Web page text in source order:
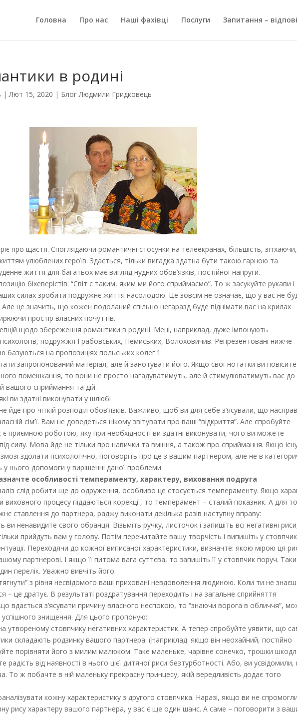
Головна Про нас Наші фахівці Послуги Запитання –
в родині
|Лют 15, 2020 | Блог Людмили Гридковець
про щастя. Споглядаючи романтичні стосунки на телеекранах, більшість, зітхаючи,
улюблених героїв. Здається, тільки вигадка здатна бути такою гарною та
життя для багатьох має вигляд нудних обов’язків, постійної напруги.
біхеверістів: “Світ є таким, яким ми його сприймаємо”. То ж засукуйте рукави і
силах зробити подружнє життя насолодою. Це зовсім не означає, що у вас не
це значить, що кожен подоланий спільно негаразд буде піднімати вас на крилах
простір власних почуттів.
щодо збереження романтики в родині. Мені, наприклад, дуже імпонують
психологів, подружжя Грабовських, Немиських, Волоховичив. Репрезентовані нижче
на пропозиціях польських колег.1
запропонований матеріал, але й занотувати його. Якщо свої нотатки ви
помешкання, то вони не просто нагадуватимуть, але й стимулюватимуть вас до
вашого сприймання та дій.
ви здатні виконувати у шлюбі
йде про чіткій розподіл обов’язків. Важливо, щоб ви для себе з’ясували, що
сім’ї. Вам не доведеться нікому звітувати про ваші “відкриття”. Але спробуйте
приємною роботою, яку при необхідності ви здатні виконувати, чого ви можете
силу. Мова йде не тільки про навички та вміння, а також про сприймання. Якщо
здолати психологічно, поговоріть про це з вашим партнером, але не в
нього допомоги у вирішенні даної проблеми.
особливості темпераменту, характеру, виховання подруга
слід робити ще до одруження, особливо це стосується темпераменту. Якщо
виховного процесу піддаються корекції, то темперамент – сталий показник. А для
ставлення до партнера, раджу виконати декілька разів наступну вправу:
ненавидите свого обранця. Візьміть ручку, листочок і запишіть всі негативні
прийдуть вам у голову. Потім перечитайте вашу творчість і випишіть у стовпчик
Переходячи до кожної виписаної характеристики, визначте: якою мірою ця
партнерові. І якщо її питома вага суттєва, то запишіть її у стовпчик поруч.
перелік. Уважно вивчіть його.
з рівня несвідомого ваші приховані невдоволення людиною. Коли ти не
– це дратує. В результаті роздратування переходить і на загальне сприйняття
вдається з’ясувати причину власного неспокою, то “знаючи ворога в обличчя”,
знищення. Для цього пропоную:
утвореному стовпчику негативних характеристик. А тепер спробуйте уявити, що
складають родзинку вашого партнера. (Наприклад: якщо він неохайний, постійно
порівняти його з милим малюком. Таке маленьке, чарівне сонечко, трошки
радість від наявності в нього цієї дитячої риси безтурботності. Або, ви
То ж побачте в ній маленьку прекрасну принцесу, якій вередливість додає того
кожну характеристику з другого стовпчика. Наразі, якщо ви не
рису характеру вашого партнера, у вас є ще один шанс. А саме – поговорити з